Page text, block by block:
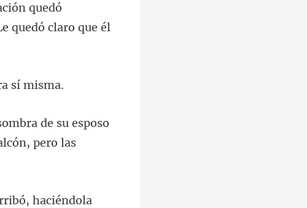
ón quedó
sposo
haciéndola